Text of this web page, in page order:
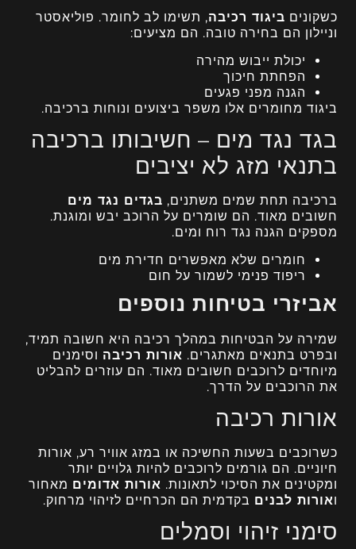
כשקונים ביגוד רכיבה, תשימו לב לחומר. פוליאסטר
וניילון הם בחירה טובה. הם מציעים:
יכולת ייבוש מהירה
הפחתת חיכוך
הגנה מפני פגעים
ביגוד מחומרים אלו משפר ביצועים ונוחות ברכיבה.
בגד נגד מים – חשיבותו ברכיבה
בתנאי מזג לא יציבים
ברכיבה תחת שמים משתנים, בגדים נגד מים
חשובים מאוד. הם שומרים על הרוכב יבש ומוגנת.
מספקים הגנה נגד רוח ומים.
חומרים שלא מאפשרים חדירת מים
ריפוד פנימי לשמור על חום
אביזרי בטיחות נוספים
שמירה על הבטיחות במהלך רכיבה היא חשובה תמיד,
ובפרט בתנאים מאתגרים. אורות רכיבה וסימנים
מיוחדים לרוכבים חשובים מאוד. הם עוזרים להבליט
את הרוכבים על הדרך.
אורות רכיבה
כשרוכבים בשעות החשיכה או במזג אוויר רע, אורות
חיוניים. הם גורמים לרוכבים להיות גלויים יותר
ומקטינים את הסיכוי לתאונות. אורות אדומים מאחור
ואורות לבנים בקדמית הם הכרחיים לזיהוי מרחוק.
סימני זיהוי וסמלים